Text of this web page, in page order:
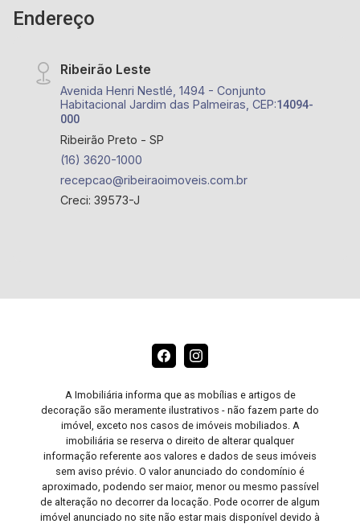
Endereço
Ribeirão Leste
Avenida Henri Nestlé, 1494 - Conjunto
Habitacional Jardim das Palmeiras, CEP:14094-
000
Ribeirão Preto - SP
(16) 3620-1000
recepcao@ribeiraoimoveis.com.br
Creci: 39573-J
A Imobiliária informa que as mobílias e artigos de
decoração são meramente ilustrativos - não fazem parte do
imóvel, exceto nos casos de imóveis mobiliados. A
imobiliária se reserva o direito de alterar qualquer
informação referente aos valores e dados de seus imóveis
sem aviso prévio. O valor anunciado do condomínio é
aproximado, podendo ser maior, menor ou mesmo passível
de alteração no decorrer da locação. Pode ocorrer de algum
imóvel anunciado no site não estar mais disponível devido à